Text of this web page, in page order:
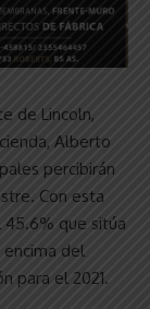
de Lincoln,
Alberto
percibirán
Con esta
45.6% que sitúa
del
para el 2021.